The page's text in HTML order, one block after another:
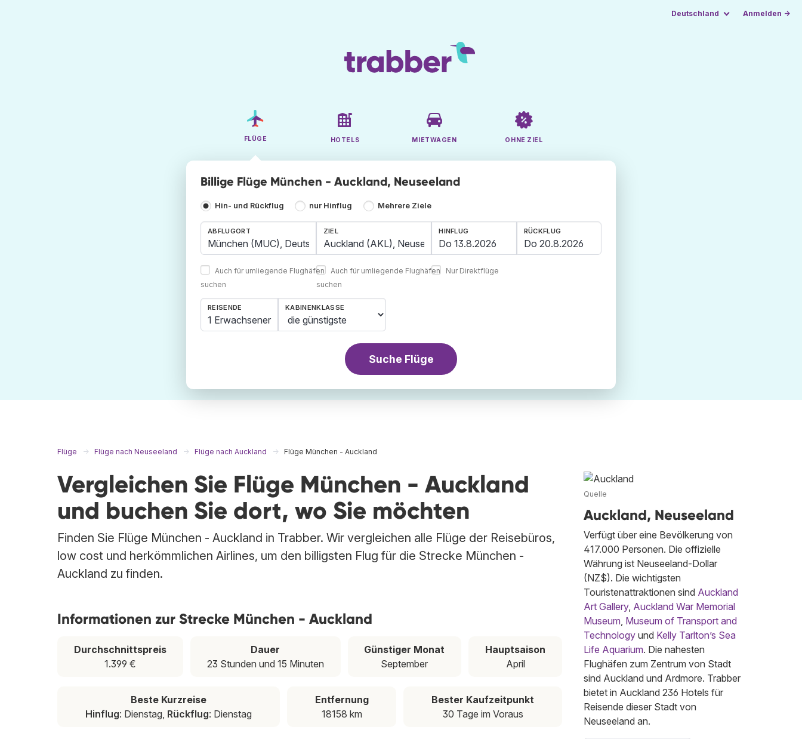
Deutschland Anmelden →
FLÜGE HOTELS MIETWAGEN OHNE ZIEL
Billige Flüge München - Auckland, Neuseeland
Hin- und Rückflug nur Hinflug Mehrere Ziele
ABFLUGORT
Auch für umliegende Flughäfen
suchen
ZIEL
Auch für umliegende Flughäfen
suchen
HINFLUG RÜCKFLUG
Nur Direktflüge
REISENDE
1 Erwachsener
KABINENKLASSE
Suche Flüge
Flüge Flüge nach Neuseeland Flüge nach Auckland Flüge München - Auckland
Vergleichen Sie Flüge München - Auckland
und buchen Sie dort, wo Sie möchten
Finden Sie Flüge München - Auckland in Trabber. Wir vergleichen alle Flüge der Reisebüros,
low cost und herkömmlichen Airlines, um den billigsten Flug für die Strecke München -
Auckland zu finden.
Informationen zur Strecke München - Auckland
Durchschnittspreis
1.399 €
Dauer
23 Stunden und 15 Minuten
Günstiger Monat
September
Hauptsaison
April
Beste Kurzreise
Hinflug: Dienstag, Rückflug: Dienstag
Entfernung
18158 km
Bester Kaufzeitpunkt
30 Tage im Voraus
Quelle
Auckland, Neuseeland
Verfügt über eine Bevölkerung von
417.000 Personen. Die offizielle
Währung ist Neuseeland-Dollar
(NZ$). Die wichtigsten
Touristenattraktionen sind Auckland
Art Gallery, Auckland War Memorial
Museum, Museum of Transport and
Technology und Kelly Tarlton’s Sea
Life Aquarium. Die nahesten
Flughäfen zum Zentrum von Stadt
sind Auckland und Ardmore. Trabber
bietet in Auckland 236 Hotels für
Reisende dieser Stadt von
Neuseeland an.